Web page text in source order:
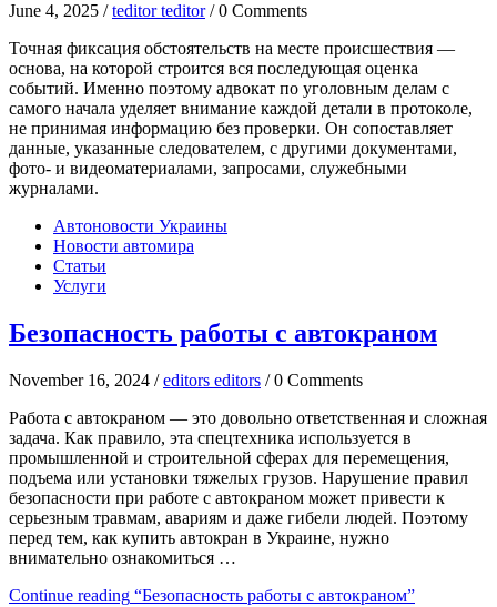
June 4, 2025 /teditor teditor/ 0 Comments
Точная фиксация обстоятельств на месте происшествия —
основа, на которой строится вся последующая оценка
событий. Именно поэтому адвокат по уголовным делам с
самого начала уделяет внимание каждой детали в протоколе,
не принимая информацию без проверки. Он сопоставляет
данные, указанные следователем, с другими документами,
фото- и видеоматериалами, запросами, служебными
журналами.
Автоновости Украины
Новости автомира
Статьи
Услуги
Безопасность работы с автокраном
November 16, 2024 /editors editors / 0 Comments
Работа с автокраном — это довольно ответственная и сложная
задача. Как правило, эта спецтехника используется в
промышленной и строительной сферах для перемещения,
подъема или установки тяжелых грузов. Нарушение правил
безопасности при работе с автокраном может привести к
серьезным травмам, авариям и даже гибели людей. Поэтому
перед тем, как купить автокран в Украине, нужно
внимательно ознакомиться …
Continue reading “Безопасность работы с автокраном”